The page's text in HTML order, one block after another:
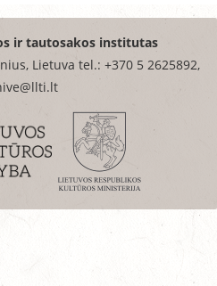
ir tautosakos institutas
Lietuva tel.: +370 5 2625892,